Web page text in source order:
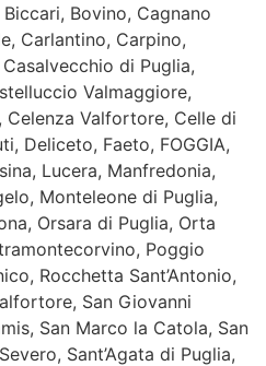
Bovino, Cagnano
Carlantino, Carpino,
di Puglia,
Valmaggiore,
Celenza Valfortore, Celle di
Deliceto, Faeto, FOGGIA,
Lucera, Manfredonia,
Monteleone di Puglia,
Orsara di Puglia, Orta
Poggio
Rocchetta Sant’Antonio,
San Giovanni
San Marco la Catola, San
Sant’Agata di Puglia,